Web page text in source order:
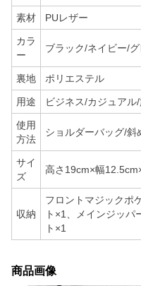
素材 PUレザー
カラ
ー
ブラック/ネイビー/
裏地 ポリエステル
用途 ビジネス/カジュアル
使用
方法
ショルダーバッグ/斜
サイ
ズ
高さ19cm×幅
収納
フロントマジックポ
ト×1、メインジッパ
ト×1
商品画像